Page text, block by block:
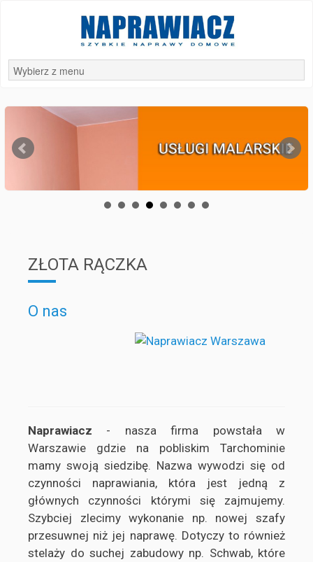
ZŁOTA RĄCZKA
O nas
Naprawiacz - nasza firma powstała w
Warszawie gdzie na pobliskim Tarchominie
mamy swoją siedzibę. Nazwa wywodzi się od
czynności naprawiania, która jest jedną z
głównych czynności którymi się zajmujemy.
Szybciej zlecimy wykonanie np. nowej szafy
przesuwnej niż jej naprawę. Dotyczy to również
stelaży do suchej zabudowy np. Schwab, które